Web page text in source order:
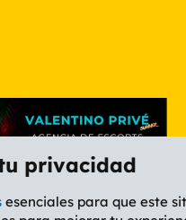
privacidad
esenciales para que este